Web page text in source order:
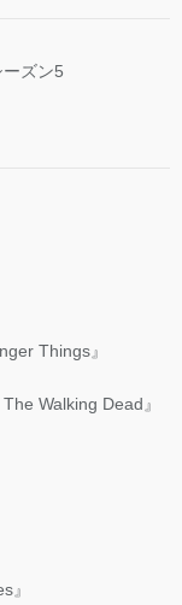
ズン5
Things』
Walking Dead』
』